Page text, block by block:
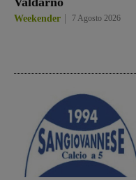
Weekender 7 Agosto 2026